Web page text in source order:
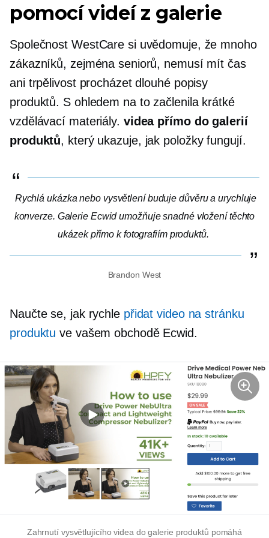
pomocí videí z galerie
Společnost WestCare si uvědomuje, že mnoho
zákazníků, zejména seniorů, nemusí mít čas
ani trpělivost procházet dlouhé popisy
produktů. S ohledem na to začlenila krátké
vzdělávací materiály. videa přímo do galerií
produktů, který ukazuje, jak položky fungují.
Rychlá ukázka nebo vysvětlení buduje důvěru a urychluje
konverze. Galerie Ecwid umožňuje snadné vložení těchto
ukázek přímo k fotografiím produktů.
Brandon West
Naučte se, jak rychle přidat video na stránku
produktu ve vašem obchodě Ecwid.
Zahrnutí vysvětlujícího videa do galerie produktů pomáhá